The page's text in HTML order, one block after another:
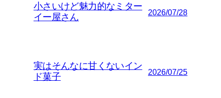
小さいけど魅力的なミター
イー屋さん
2026/07/28
実はそんなに甘くないイン
ド菓子
2026/07/25